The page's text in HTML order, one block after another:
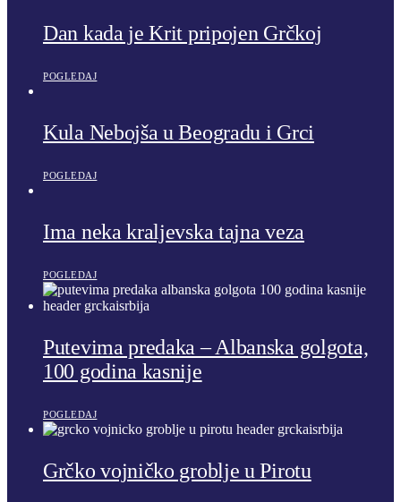
Dan kada je Krit pripojen Grčkoj
POGLEDAJ
Kula Nebojša u Beogradu i Grci
POGLEDAJ
Ima neka kraljevska tajna veza
POGLEDAJ
Putevima predaka – Albanska golgota,
100 godina kasnije
POGLEDAJ
Grčko vojničko groblje u Pirotu